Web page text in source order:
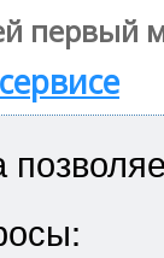
первый